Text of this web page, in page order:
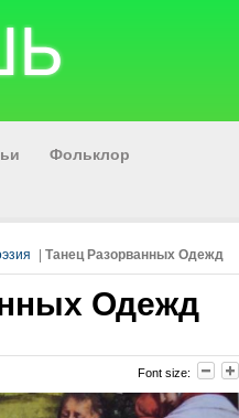
Фольклор
Танец Разорванных Одежд
Одежд
Font size: